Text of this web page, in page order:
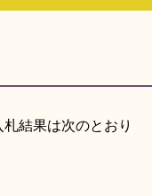
ら探す
バシーポリシー
結果は次のとおり